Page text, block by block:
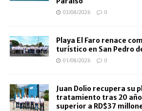
03/08/2026 0
Playa El Faro renace
turístico en San Pedro
01/08/2026 0
Juan Dolio recupera su
tratamiento tras 20
superior a RD$37